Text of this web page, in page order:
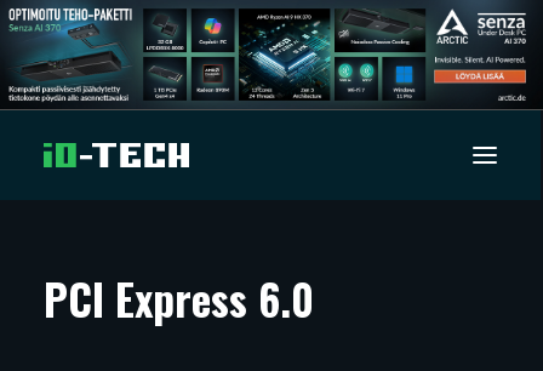
ARTIKKELIT
PCI Express 6.0